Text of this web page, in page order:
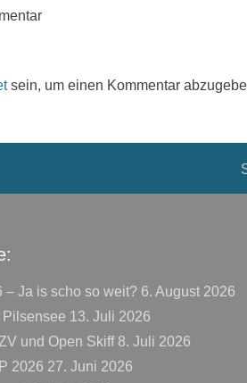
sein, um einen Kommentar
– Ja is scho so weit? 6. August 2026
Pilsensee 13. Juli 2026
und Open Skiff 8. Juli 2026
2026 27. Juni 2026